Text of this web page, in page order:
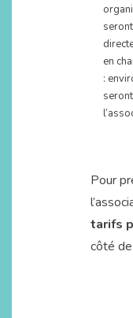
en
:
Pour
tarifs
côté